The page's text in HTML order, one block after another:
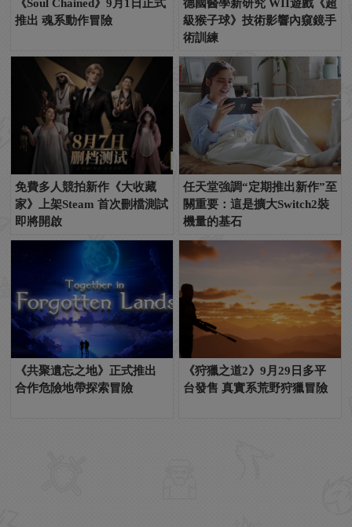
《Soul Chained》9月1日正式
推出 魂系動作冒險
德國醫學新研究 WII遊戲《超
級猴子球》技術影響內窺鏡手
術訓練
免費多人競拍新作《大收藏
家》上架Steam 首次刪檔測試
即將開啟
任天堂強調“定期推出新作”至
關重要：這是擴大Switch2裝
機量的基石
《共聚遺忘之地》正式推出
合作危險地帶探索冒險
《狩獵之道2》9月29日多平
台發售 真實系荒野狩獵冒險